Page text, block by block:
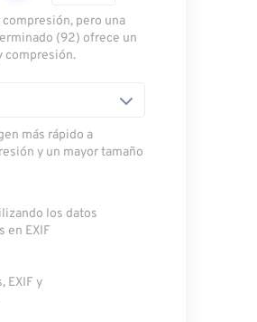
pero una
(92) ofrece un
compresión.
más rápido a
y un mayor tamaño
los datos
en EXIF
EXIF ​​y